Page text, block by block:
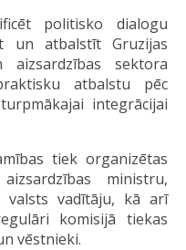
politisko dialogu
un atbalstīt Gruzijas
aizsardzības sektora
atbalstu pēc
integrācijai
tiek organizētas
ministru,
valsts vadītāju, kā arī
komisijā tiekas
vēstnieki.